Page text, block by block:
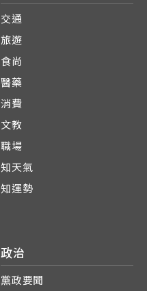
交通
旅遊
食尚
醫藥
消費
文教
職場
知天氣
知運勢
政治
黨政要聞